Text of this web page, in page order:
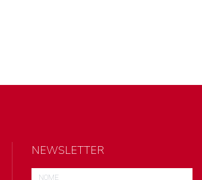
NEWSLETTER